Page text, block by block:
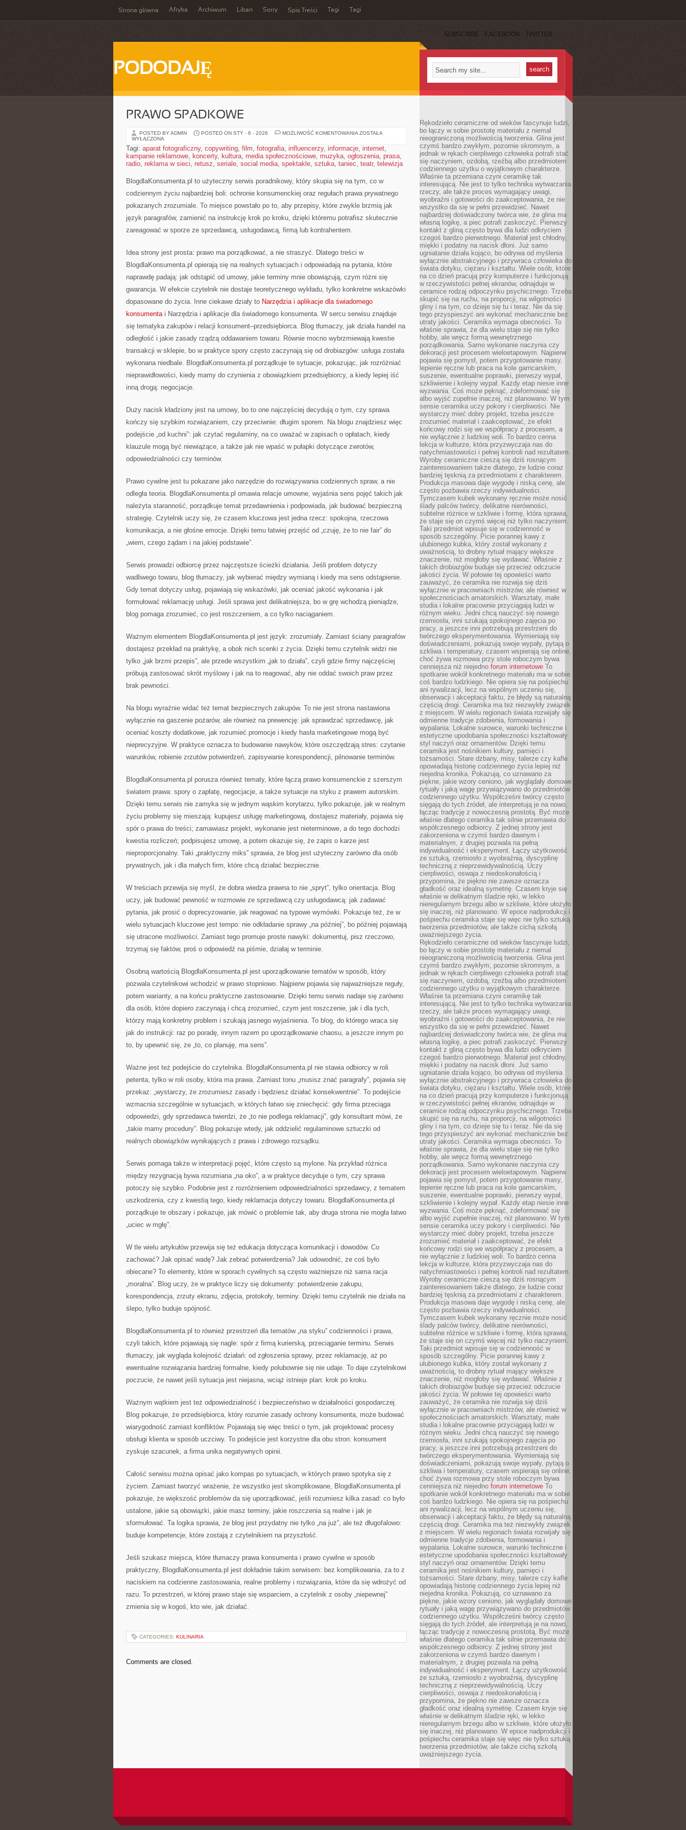
Strona główna Afryka Archiwum Liban Sorry Spis Treści Tagi Tagi
SUBSCRIBE FACEBOOK TWITTER
PODODAJĘ
PRAWO SPADKOWE
POSTED BY ADMIN POSTED ON STY - 6 - 2026 MOŻLIWOŚĆ KOMENTOWANIA PRAWO
ZOSTAŁA
WYŁĄCZONA
Tagi: aparat fotograficzny, copywriting, film, fotografia, influencerzy, informacje, internet,
kampanie reklamowe, koncerty, kultura, media społecznościowe, muzyka, ogłoszenia, prasa,
radio, reklama w sieci, retusz, seriale, social media, spektakle, sztuka, taniec, teatr, telewizja
BlogdlaKonsumenta.pl to użyteczny serwis poradnikowy, który skupia się na tym, co w
codziennym życiu najbardziej boli: ochronie konsumenckiej oraz regułach prawa prywatnego
pokazanych zrozumiale. To miejsce powstało po to, aby przepisy, które zwykle brzmią jak
język paragrafów, zamienić na instrukcję krok po kroku, dzięki któremu potrafisz skutecznie
zareagować w sporze ze sprzedawcą, usługodawcą, firmą lub kontrahentem.
Idea strony jest prosta: prawo ma porządkować, a nie straszyć. Dlatego treści w
BlogdlaKonsumenta.pl opierają się na realnych sytuacjach i odpowiadają na pytania, które
naprawdę padają: jak odstąpić od umowy, jakie terminy mnie obowiązują, czym różni się
gwarancja. W efekcie czytelnik nie dostaje teoretycznego wykładu, tylko konkretne wskazówki
dopasowane do życia. Inne ciekawe działy to Narzędzia i aplikacje dla świadomego
konsumentai Narzędzia i aplikacje dla świadomego konsumenta. W sercu serwisu znajduje
się tematyka zakupów i relacji konsument–przedsiębiorca. Blog tłumaczy, jak działa handel na
odległość i jakie zasady rządzą oddawaniem towaru. Równie mocno wybrzmiewają kwestie
transakcji w sklepie, bo w praktyce spory często zaczynają się od drobiazgów: usługa została
wykonana niedbale. BlogdlaKonsumenta.pl porządkuje te sytuacje, pokazując, jak rozróżniać
nieprawidłowości, kiedy mamy do czynienia z obowiązkiem przedsiębiorcy, a kiedy lepiej iść
inną drogą: negocjacje.
Duży nacisk kładziony jest na umowy, bo to one najczęściej decydują o tym, czy sprawa
kończy się szybkim rozwiązaniem, czy przeciwnie: długim sporem. Na blogu znajdziesz więc
podejście „od kuchni”: jak czytać regulaminy, na co uważać w zapisach o opłatach, kiedy
klauzule mogą być niewiążące, a także jak nie wpaść w pułapki dotyczące zwrotów,
odpowiedzialności czy terminów.
Prawo cywilne jest tu pokazane jako narzędzie do rozwiązywania codziennych spraw, a nie
odległa teoria. BlogdlaKonsumenta.pl omawia relacje umowne, wyjaśnia sens pojęć takich jak
należyta staranność, porządkuje temat przedawnienia i podpowiada, jak budować bezpieczną
strategię. Czytelnik uczy się, że czasem kluczowa jest jedna rzecz: spokojna, rzeczowa
komunikacja, a nie głośne emocje. Dzięki temu łatwiej przejść od „czuję, że to nie fair” do
„wiem, czego żądam i na jakiej podstawie”.
Serwis prowadzi odbiorcę przez najczęstsze ścieżki działania. Jeśli problem dotyczy
wadliwego towaru, blog tłumaczy, jak wybierać między wymianą i kiedy ma sens odstąpienie.
Gdy temat dotyczy usług, pojawiają się wskazówki, jak oceniać jakość wykonania i jak
formułować reklamację usługi. Jeśli sprawa jest delikatniejsza, bo w grę wchodzą pieniądze,
blog pomaga zrozumieć, co jest roszczeniem, a co tylko naciąganiem.
Ważnym elementem BlogdlaKonsumenta.pl jest język: zrozumiały. Zamiast ściany paragrafów
dostajesz przekład na praktykę, a obok nich scenki z życia. Dzięki temu czytelnik widzi nie
tylko „jak brzmi przepis”, ale przede wszystkim „jak to działa”, czyli gdzie firmy najczęściej
próbują zastosować skrót myślowy i jak na to reagować, aby nie oddać swoich praw przez
brak pewności.
Na blogu wyraźnie widać też temat bezpiecznych zakupów. To nie jest strona nastawiona
wyłącznie na gaszenie pożarów, ale również na prewencję: jak sprawdzać sprzedawcę, jak
oceniać koszty dodatkowe, jak rozumieć promocje i kiedy hasła marketingowe mogą być
nieprecyzyjne. W praktyce oznacza to budowanie nawyków, które oszczędzają stres: czytanie
warunków, robienie zrzutów potwierdzeń, zapisywanie korespondencji, pilnowanie terminów.
BlogdlaKonsumenta.pl porusza również tematy, które łączą prawo konsumenckie z szerszym
światem prawa: spory o zapłatę, negocjacje, a także sytuacje na styku z prawem autorskim.
Dzięki temu serwis nie zamyka się w jednym wąskim korytarzu, tylko pokazuje, jak w realnym
życiu problemy się mieszają: kupujesz usługę marketingową, dostajesz materiały, pojawia się
spór o prawa do treści; zamawiasz projekt, wykonanie jest nieterminowe, a do tego dochodzi
kwestia rozliczeń; podpisujesz umowę, a potem okazuje się, że zapis o karze jest
nieproporcjonalny. Taki „praktyczny miks” sprawia, że blog jest użyteczny zarówno dla osób
prywatnych, jak i dla małych firm, które chcą działać bezpiecznie.
W treściach przewija się myśl, że dobra wiedza prawna to nie „spryt”, tylko orientacja. Blog
uczy, jak budować pewność w rozmowie ze sprzedawcą czy usługodawcą: jak zadawać
pytania, jak prosić o doprecyzowanie, jak reagować na typowe wymówki. Pokazuje też, że w
wielu sytuacjach kluczowe jest tempo: nie odkładanie sprawy „na później”, bo później pojawiają
się utracone możliwości. Zamiast tego promuje proste nawyki: dokumentuj, pisz rzeczowo,
trzymaj się faktów, proś o odpowiedź na piśmie, działaj w terminie.
Osobną wartością BlogdlaKonsumenta.pl jest uporządkowanie tematów w sposób, który
pozwala czytelnikowi wchodzić w prawo stopniowo. Najpierw pojawia się najważniejsze reguły,
potem warianty, a na końcu praktyczne zastosowanie. Dzięki temu serwis nadaje się zarówno
dla osób, które dopiero zaczynają i chcą zrozumieć, czym jest roszczenie, jak i dla tych,
którzy mają konkretny problem i szukają jasnego wyjaśnienia. To blog, do którego wraca się
jak do instrukcji: raz po poradę, innym razem po uporządkowanie chaosu, a jeszcze innym po
to, by upewnić się, że „to, co planuję, ma sens”.
Ważne jest też podejście do czytelnika. BlogdlaKonsumenta.pl nie stawia odbiorcy w roli
petenta, tylko w roli osoby, która ma prawa. Zamiast tonu „musisz znać paragrafy”, pojawia się
przekaz: „wystarczy, że zrozumiesz zasady i będziesz działać konsekwentnie”. To podejście
wzmacnia szczególnie w sytuacjach, w których łatwo się zniechęcić: gdy firma przeciąga
odpowiedzi, gdy sprzedawca twierdzi, że „to nie podlega reklamacji”, gdy konsultant mówi, że
„takie mamy procedury”. Blog pokazuje wtedy, jak oddzielić regulaminowe sztuczki od
realnych obowiązków wynikających z prawa i zdrowego rozsądku.
Serwis pomaga także w interpretacji pojęć, które często są mylone. Na przykład różnica
między rezygnacją bywa rozumiana „na oko”, a w praktyce decyduje o tym, czy sprawa
potoczy się szybko. Podobnie jest z rozróżnieniem odpowiedzialności sprzedawcy, z tematem
uszkodzenia, czy z kwestią tego, kiedy reklamacja dotyczy towaru. BlogdlaKonsumenta.pl
porządkuje te obszary i pokazuje, jak mówić o problemie tak, aby druga strona nie mogła łatwo
„uciec w mgłę”.
W tle wielu artykułów przewija się też edukacja dotycząca komunikacji i dowodów. Co
zachować? Jak opisać wadę? Jak zebrać potwierdzenia? Jak udowodnić, że coś było
obiecane? To elementy, które w sporach cywilnych są często ważniejsze niż sama racja
„moralna”. Blog uczy, że w praktyce liczy się dokumenty: potwierdzenie zakupu,
korespondencja, zrzuty ekranu, zdjęcia, protokoły, terminy. Dzięki temu czytelnik nie działa na
ślepo, tylko buduje spójność.
BlogdlaKonsumenta.pl to również przestrzeń dla tematów „na styku” codzienności i prawa,
czyli takich, które pojawiają się nagle: spór z firmą kurierską, przeciąganie terminu. Serwis
tłumaczy, jak wygląda kolejność działań: od zgłoszenia sprawy, przez reklamację, aż po
ewentualne rozwiązania bardziej formalne, kiedy polubownie się nie udaje. To daje czytelnikowi
poczucie, że nawet jeśli sytuacja jest niejasna, wciąż istnieje plan: krok po kroku.
Ważnym wątkiem jest też odpowiedzialność i bezpieczeństwo w działalności gospodarczej.
Blog pokazuje, że przedsiębiorca, który rozumie zasady ochrony konsumenta, może budować
wiarygodność zamiast konfliktów. Pojawiają się więc treści o tym, jak projektować procesy
obsługi klienta w sposób uczciwy. To podejście jest korzystne dla obu stron: konsument
zyskuje szacunek, a firma unika negatywnych opinii.
Całość serwisu można opisać jako kompas po sytuacjach, w których prawo spotyka się z
życiem. Zamiast tworzyć wrażenie, że wszystko jest skomplikowane, BlogdlaKonsumenta.pl
pokazuje, że większość problemów da się uporządkować, jeśli rozumiesz kilka zasad: co było
ustalone, jakie są obowiązki, jakie masz terminy, jakie roszczenia są realne i jak je
sformułować. Ta logika sprawia, że blog jest przydatny nie tylko „na już”, ale też długofalowo:
buduje kompetencje, które zostają z czytelnikiem na przyszłość.
Jeśli szukasz miejsca, które tłumaczy prawa konsumenta i prawo cywilne w sposób
praktyczny, BlogdlaKonsumenta.pl jest dokładnie takim serwisem: bez komplikowania, za to z
naciskiem na codzienne zastosowania, realne problemy i rozwiązania, które da się wdrożyć od
razu. To przestrzeń, w której prawo staje się wsparciem, a czytelnik z osoby „niepewnej”
zmienia się w kogoś, kto wie, jak działać.
CATEGORIES: KULINARIA
Comments are closed.
Rękodzieło ceramiczne od wieków fascynuje ludzi,
bo łączy w sobie prostotę materiału z niemal
nieograniczoną możliwością tworzenia. Glina jest
czymś bardzo zwykłym, pozornie skromnym, a
jednak w rękach cierpliwego człowieka potrafi stać
się naczyniem, ozdobą, rzeźbą albo przedmiotem
codziennego użytku o wyjątkowym charakterze.
Właśnie ta przemiana czyni ceramikę tak
interesującą. Nie jest to tylko technika wytwarzania
rzeczy, ale także proces wymagający uwagi,
wyobraźni i gotowości do zaakceptowania, że nie
wszystko da się w pełni przewidzieć. Nawet
najbardziej doświadczony twórca wie, że glina ma
własną logikę, a piec potrafi zaskoczyć. Pierwszy
kontakt z gliną często bywa dla ludzi odkryciem
czegoś bardzo pierwotnego. Materiał jest chłodny,
miękki i podatny na nacisk dłoni. Już samo
ugniatanie działa kojąco, bo odrywa od myślenia
wyłącznie abstrakcyjnego i przywraca człowieka do
świata dotyku, ciężaru i kształtu. Wiele osób, które
na co dzień pracują przy komputerze i funkcjonują
w rzeczywistości pełnej ekranów, odnajduje w
ceramice rodzaj odpoczynku psychicznego. Trzeba
skupić się na ruchu, na proporcji, na wilgotności
gliny i na tym, co dzieje się tu i teraz. Nie da się
tego przyspieszyć ani wykonać mechanicznie bez
utraty jakości. Ceramika wymaga obecności. To
właśnie sprawia, że dla wielu staje się nie tylko
hobby, ale wręcz formą wewnętrznego
porządkowania. Samo wykonanie naczynia czy
dekoracji jest procesem wieloetapowym. Najpierw
pojawia się pomysł, potem przygotowanie masy,
lepienie ręczne lub praca na kole garncarskim,
suszenie, ewentualne poprawki, pierwszy wypał,
szkliwienie i kolejny wypał. Każdy etap niesie inne
wyzwania. Coś może pęknąć, zdeformować się
albo wyjść zupełnie inaczej, niż planowano. W tym
sensie ceramika uczy pokory i cierpliwości. Nie
wystarczy mieć dobry projekt, trzeba jeszcze
zrozumieć materiał i zaakceptować, że efekt
końcowy rodzi się we współpracy z procesem, a
nie wyłącznie z ludzkiej woli. To bardzo cenna
lekcja w kulturze, która przyzwyczaja nas do
natychmiastowości i pełnej kontroli nad rezultatem.
Wyroby ceramiczne cieszą się dziś rosnącym
zainteresowaniem także dlatego, że ludzie coraz
bardziej tęsknią za przedmiotami z charakterem.
Produkcja masowa daje wygodę i niską cenę, ale
często pozbawia rzeczy indywidualności.
Tymczasem kubek wykonany ręcznie może nosić
ślady palców twórcy, delikatne nierówności,
subtelne różnice w szkliwie i formę, która sprawia,
że staje się on czymś więcej niż tylko naczyniem.
Taki przedmiot wpisuje się w codzienność w
sposób szczególny. Picie porannej kawy z
ulubionego kubka, który został wykonany z
uważnością, to drobny rytuał mający większe
znaczenie, niż mogłoby się wydawać. Właśnie z
takich drobiazgów buduje się przecież odczucie
jakości życia. W połowie tej opowieści warto
zauważyć, że ceramika nie rozwija się dziś
wyłącznie w pracowniach mistrzów, ale również w
społecznościach amatorskich. Warsztaty, małe
studia i lokalne pracownie przyciągają ludzi w
różnym wieku. Jedni chcą nauczyć się nowego
rzemiosła, inni szukają spokojnego zajęcia po
pracy, a jeszcze inni potrzebują przestrzeni do
twórczego eksperymentowania. Wymieniają się
doświadczeniami, pokazują swoje wypały, pytają o
szkliwa i temperatury, czasem wspierają się online,
choć żywa rozmowa przy stole roboczym bywa
cenniejsza niż niejedno forum internetowe To
spotkanie wokół konkretnego materiału ma w sobie
coś bardzo ludzkiego. Nie opiera się na pośpiechu
ani rywalizacji, lecz na wspólnym uczeniu się,
obserwacji i akceptacji faktu, że błędy są naturalną
częścią drogi. Ceramika ma też niezwykły związek
z miejscem. W wielu regionach świata rozwijały się
odmienne tradycje zdobienia, formowania i
wypalania. Lokalne surowce, warunki techniczne i
estetyczne upodobania społeczności kształtowały
styl naczyń oraz ornamentów. Dzięki temu
ceramika jest nośnikiem kultury, pamięci i
tożsamości. Stare dzbany, misy, talerze czy kafle
opowiadają historię codziennego życia lepiej niż
niejedna kronika. Pokazują, co uznawano za
piękne, jakie wzory ceniono, jak wyglądały domowe
rytuały i jaką wagę przywiązywano do przedmiotów
codziennego użytku. Współcześni twórcy często
sięgają do tych źródeł, ale interpretują je na nowo,
łącząc tradycję z nowoczesną prostotą. Być może
właśnie dlatego ceramika tak silnie przemawia do
współczesnego odbiorcy. Z jednej strony jest
zakorzeniona w czymś bardzo dawnym i
materialnym, z drugiej pozwala na pełną
indywidualność i eksperyment. Łączy użytkowość
ze sztuką, rzemiosło z wyobraźnią, dyscyplinę
techniczną z nieprzewidywalnością. Uczy
cierpliwości, oswaja z niedoskonałością i
przypomina, że piękno nie zawsze oznacza
gładkość oraz idealną symetrię. Czasem kryje się
właśnie w delikatnym śladzie ręki, w lekko
nieregularnym brzegu albo w szkliwie, które ułożyło
się inaczej, niż planowano. W epoce nadprodukcji i
pośpiechu ceramika staje się więc nie tylko sztuką
tworzenia przedmiotów, ale także cichą szkołą
uważniejszego życia.
Rękodzieło ceramiczne od wieków fascynuje ludzi,
bo łączy w sobie prostotę materiału z niemal
nieograniczoną możliwością tworzenia. Glina jest
czymś bardzo zwykłym, pozornie skromnym, a
jednak w rękach cierpliwego człowieka potrafi stać
się naczyniem, ozdobą, rzeźbą albo przedmiotem
codziennego użytku o wyjątkowym charakterze.
Właśnie ta przemiana czyni ceramikę tak
interesującą. Nie jest to tylko technika wytwarzania
rzeczy, ale także proces wymagający uwagi,
wyobraźni i gotowości do zaakceptowania, że nie
wszystko da się w pełni przewidzieć. Nawet
najbardziej doświadczony twórca wie, że glina ma
własną logikę, a piec potrafi zaskoczyć. Pierwszy
kontakt z gliną często bywa dla ludzi odkryciem
czegoś bardzo pierwotnego. Materiał jest chłodny,
miękki i podatny na nacisk dłoni. Już samo
ugniatanie działa kojąco, bo odrywa od myślenia
wyłącznie abstrakcyjnego i przywraca człowieka do
świata dotyku, ciężaru i kształtu. Wiele osób, które
na co dzień pracują przy komputerze i funkcjonują
w rzeczywistości pełnej ekranów, odnajduje w
ceramice rodzaj odpoczynku psychicznego. Trzeba
skupić się na ruchu, na proporcji, na wilgotności
gliny i na tym, co dzieje się tu i teraz. Nie da się
tego przyspieszyć ani wykonać mechanicznie bez
utraty jakości. Ceramika wymaga obecności. To
właśnie sprawia, że dla wielu staje się nie tylko
hobby, ale wręcz formą wewnętrznego
porządkowania. Samo wykonanie naczynia czy
dekoracji jest procesem wieloetapowym. Najpierw
pojawia się pomysł, potem przygotowanie masy,
lepienie ręczne lub praca na kole garncarskim,
suszenie, ewentualne poprawki, pierwszy wypał,
szkliwienie i kolejny wypał. Każdy etap niesie inne
wyzwania. Coś może pęknąć, zdeformować się
albo wyjść zupełnie inaczej, niż planowano. W tym
sensie ceramika uczy pokory i cierpliwości. Nie
wystarczy mieć dobry projekt, trzeba jeszcze
zrozumieć materiał i zaakceptować, że efekt
końcowy rodzi się we współpracy z procesem, a
nie wyłącznie z ludzkiej woli. To bardzo cenna
lekcja w kulturze, która przyzwyczaja nas do
natychmiastowości i pełnej kontroli nad rezultatem.
Wyroby ceramiczne cieszą się dziś rosnącym
zainteresowaniem także dlatego, że ludzie coraz
bardziej tęsknią za przedmiotami z charakterem.
Produkcja masowa daje wygodę i niską cenę, ale
często pozbawia rzeczy indywidualności.
Tymczasem kubek wykonany ręcznie może nosić
ślady palców twórcy, delikatne nierówności,
subtelne różnice w szkliwie i formę, która sprawia,
że staje się on czymś więcej niż tylko naczyniem.
Taki przedmiot wpisuje się w codzienność w
sposób szczególny. Picie porannej kawy z
ulubionego kubka, który został wykonany z
uważnością, to drobny rytuał mający większe
znaczenie, niż mogłoby się wydawać. Właśnie z
takich drobiazgów buduje się przecież odczucie
jakości życia. W połowie tej opowieści warto
zauważyć, że ceramika nie rozwija się dziś
wyłącznie w pracowniach mistrzów, ale również w
społecznościach amatorskich. Warsztaty, małe
studia i lokalne pracownie przyciągają ludzi w
różnym wieku. Jedni chcą nauczyć się nowego
rzemiosła, inni szukają spokojnego zajęcia po
pracy, a jeszcze inni potrzebują przestrzeni do
twórczego eksperymentowania. Wymieniają się
doświadczeniami, pokazują swoje wypały, pytają o
szkliwa i temperatury, czasem wspierają się online,
choć żywa rozmowa przy stole roboczym bywa
cenniejsza niż niejedno forum internetowe To
spotkanie wokół konkretnego materiału ma w sobie
coś bardzo ludzkiego. Nie opiera się na pośpiechu
ani rywalizacji, lecz na wspólnym uczeniu się,
obserwacji i akceptacji faktu, że błędy są naturalną
częścią drogi. Ceramika ma też niezwykły związek
z miejscem. W wielu regionach świata rozwijały się
odmienne tradycje zdobienia, formowania i
wypalania. Lokalne surowce, warunki techniczne i
estetyczne upodobania społeczności kształtowały
styl naczyń oraz ornamentów. Dzięki temu
ceramika jest nośnikiem kultury, pamięci i
tożsamości. Stare dzbany, misy, talerze czy kafle
opowiadają historię codziennego życia lepiej niż
niejedna kronika. Pokazują, co uznawano za
piękne, jakie wzory ceniono, jak wyglądały domowe
rytuały i jaką wagę przywiązywano do przedmiotów
codziennego użytku. Współcześni twórcy często
sięgają do tych źródeł, ale interpretują je na nowo,
łącząc tradycję z nowoczesną prostotą. Być może
właśnie dlatego ceramika tak silnie przemawia do
współczesnego odbiorcy. Z jednej strony jest
zakorzeniona w czymś bardzo dawnym i
materialnym, z drugiej pozwala na pełną
indywidualność i eksperyment. Łączy użytkowość
ze sztuką, rzemiosło z wyobraźnią, dyscyplinę
techniczną z nieprzewidywalnością. Uczy
cierpliwości, oswaja z niedoskonałością i
przypomina, że piękno nie zawsze oznacza
gładkość oraz idealną symetrię. Czasem kryje się
właśnie w delikatnym śladzie ręki, w lekko
nieregularnym brzegu albo w szkliwie, które ułożyło
się inaczej, niż planowano. W epoce nadprodukcji i
pośpiechu ceramika staje się więc nie tylko sztuką
tworzenia przedmiotów, ale także cichą szkołą
uważniejszego życia.